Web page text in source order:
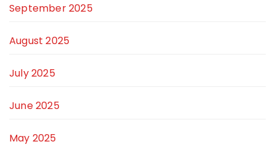
September 2025
August 2025
July 2025
June 2025
May 2025